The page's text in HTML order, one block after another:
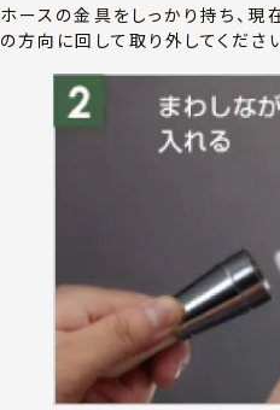
ホースの金具をしっかり持ち、現
の方向に回して取り外してくださ